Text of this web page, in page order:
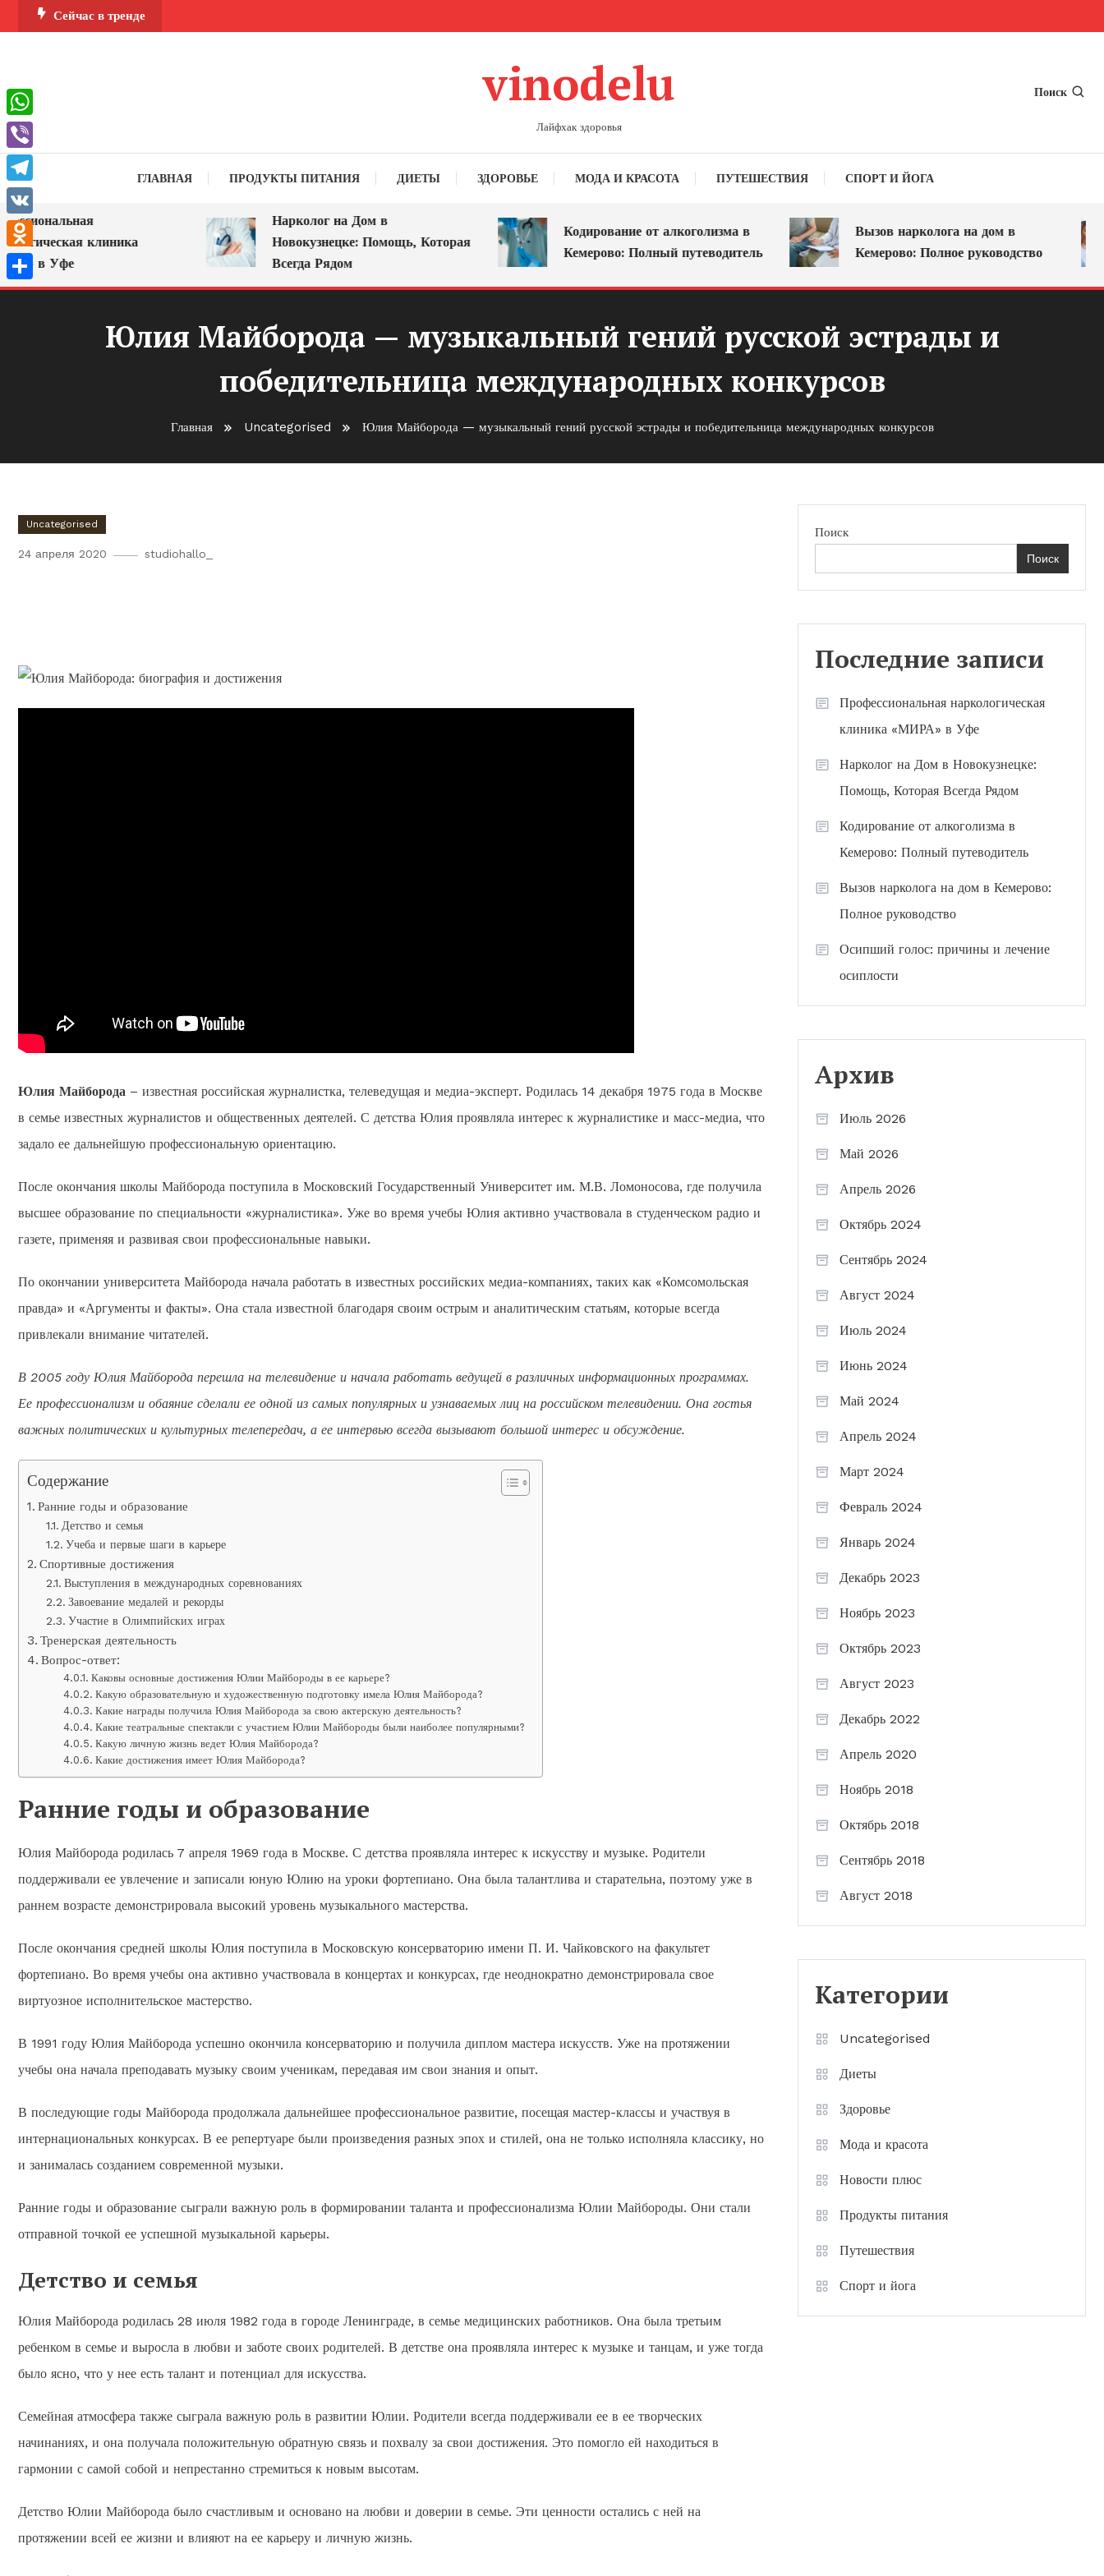
Перейти
к
Сейчас в тренде
vinodelu
Лайфхак здоровья
Поиск
ГЛАВНАЯ ПРОДУКТЫ ПИТАНИЯ ДИЕТЫ ЗДОРОВЬЕ МОДА И КРАСОТА ПУТЕШЕСТВИЯ СПОРТ И ЙОГА
клиника
в Уфе
Нарколог на Дом в
Новокузнецке: Помощь, Которая
Всегда Рядом
Кодирование от алкоголизма в
Кемерово: Полный путеводитель
Вызов нарколога на дом в
Кемерово: Полное руководство
Юлия Майборода — музыкальный гений русской эстрады и
победительница международных конкурсов
Главная Uncategorised Юлия Майборода — музыкальный гений русской эстрады и победительница международных конкурсов
Uncategorised
24 апреля 2020 studiohallo_
Юлия Майборода – известная российская журналистка, телеведущая и медиа-эксперт. Родилась 14 декабря 1975 года в Москве
в семье известных журналистов и общественных деятелей. С детства Юлия проявляла интерес к журналистике и масс-медиа, что
задало ее дальнейшую профессиональную ориентацию.
После окончания школы Майборода поступила в Московский Государственный Университет им. М.В. Ломоносова, где получила
высшее образование по специальности «журналистика». Уже во время учебы Юлия активно участвовала в студенческом радио и
газете, применяя и развивая свои профессиональные навыки.
По окончании университета Майборода начала работать в известных российских медиа-компаниях, таких как «Комсомольская
правда» и «Аргументы и факты». Она стала известной благодаря своим острым и аналитическим статьям, которые всегда
привлекали внимание читателей.
В 2005 году Юлия Майборода перешла на телевидение и начала работать ведущей в различных информационных программах.
Ее профессионализм и обаяние сделали ее одной из самых популярных и узнаваемых лиц на российском телевидении. Она гостья
важных политических и культурных телепередач, а ее интервью всегда вызывают большой интерес и обсуждение.
Содержание
Ранние годы и образование
Детство и семья
Учеба и первые шаги в карьере
Спортивные достижения
Выступления в международных соревнованиях
Завоевание медалей и рекорды
Участие в Олимпийских играх
Тренерская деятельность
Вопрос-ответ:
Каковы основные достижения Юлии Майбороды в ее карьере?
Какую образовательную и художественную подготовку имела Юлия Майборода?
Какие награды получила Юлия Майборода за свою актерскую деятельность?
Какие театральные спектакли с участием Юлии Майбороды были наиболее популярными?
Какую личную жизнь ведет Юлия Майборода?
Какие достижения имеет Юлия Майборода?
Ранние годы и образование
Юлия Майборода родилась 7 апреля 1969 года в Москве. С детства проявляла интерес к искусству и музыке. Родители
поддерживали ее увлечение и записали юную Юлию на уроки фортепиано. Она была талантлива и старательна, поэтому уже в
раннем возрасте демонстрировала высокий уровень музыкального мастерства.
После окончания средней школы Юлия поступила в Московскую консерваторию имени П. И. Чайковского на факультет
фортепиано. Во время учебы она активно участвовала в концертах и конкурсах, где неоднократно демонстрировала свое
виртуозное исполнительское мастерство.
В 1991 году Юлия Майборода успешно окончила консерваторию и получила диплом мастера искусств. Уже на протяжении
учебы она начала преподавать музыку своим ученикам, передавая им свои знания и опыт.
В последующие годы Майборода продолжала дальнейшее профессиональное развитие, посещая мастер-классы и участвуя в
интернациональных конкурсах. В ее репертуаре были произведения разных эпох и стилей, она не только исполняла классику, но
и занималась созданием современной музыки.
Ранние годы и образование сыграли важную роль в формировании таланта и профессионализма Юлии Майбороды. Они стали
отправной точкой ее успешной музыкальной карьеры.
Детство и семья
Юлия Майборода родилась 28 июля 1982 года в городе Ленинграде, в семье медицинских работников. Она была третьим
ребенком в семье и выросла в любви и заботе своих родителей. В детстве она проявляла интерес к музыке и танцам, и уже тогда
было ясно, что у нее есть талант и потенциал для искусства.
Семейная атмосфера также сыграла важную роль в развитии Юлии. Родители всегда поддерживали ее в ее творческих
начинаниях, и она получала положительную обратную связь и похвалу за свои достижения. Это помогло ей находиться в
гармонии с самой собой и непрестанно стремиться к новым высотам.
Детство Юлии Майборода было счастливым и основано на любви и доверии в семье. Эти ценности остались с ней на
протяжении всей ее жизни и влияют на ее карьеру и личную жизнь.
Поиск
Поиск
Последние записи
Профессиональная наркологическая
клиника «МИРА» в Уфе
Нарколог на Дом в Новокузнецке:
Помощь, Которая Всегда Рядом
Кодирование от алкоголизма в
Кемерово: Полный путеводитель
Вызов нарколога на дом в Кемерово:
Полное руководство
Осипший голос: причины и лечение
осиплости
Архив
Июль 2026
Май 2026
Апрель 2026
Октябрь 2024
Сентябрь 2024
Август 2024
Июль 2024
Июнь 2024
Май 2024
Апрель 2024
Март 2024
Февраль 2024
Январь 2024
Декабрь 2023
Ноябрь 2023
Октябрь 2023
Август 2023
Декабрь 2022
Апрель 2020
Ноябрь 2018
Октябрь 2018
Сентябрь 2018
Август 2018
Категории
Uncategorised
Диеты
Здоровье
Мода и красота
Новости плюс
Продукты питания
Путешествия
Спорт и йога
WhatsApp
Viber
Telegram
VK
Odnoklassniki
Отправить